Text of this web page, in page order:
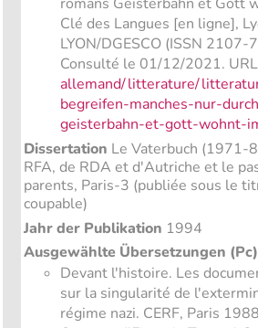
Clé des Langues [en ligne],
LYON/DGESCO (ISSN
Consulté le 01/12/2021.
allemand/litterature/
begreifen-manches-nur-
geisterbahn-et-gott-wohnt-
Dissertation Le Vaterbuch (1971-
RFA, de RDA et d'Autriche et le
parents, Paris-3 (publiée sous le
coupable)
Jahr der Publikation 1994
Ausgewählte Übersetzungen (Pc)
Devant l'histoire. Les
sur la singularité de
régime nazi. CERF, Paris